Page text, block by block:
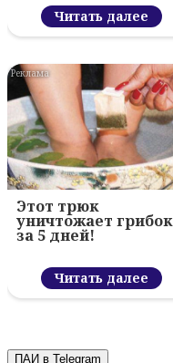
Читать далее
Этот трюк
уничтожает грибок
за 5 дней!
Читать далее
ПАИ в Telegram